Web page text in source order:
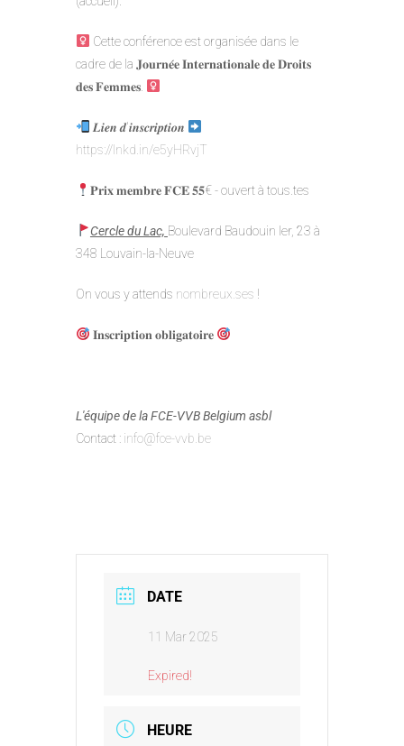
Cette conférence est organisée dans le
cadre de la 𝐉𝐨𝐮𝐫𝐧𝐞́𝐞 𝐈𝐧𝐭𝐞𝐫𝐧𝐚𝐭𝐢𝐨𝐧𝐚𝐥𝐞 𝐝𝐞 𝐃𝐫𝐨𝐢𝐭𝐬
𝐝𝐞𝐬 𝐅𝐞𝐦𝐦𝐞𝐬.
𝑳𝒊𝒆𝒏 𝒅'𝒊𝒏𝒔𝒄𝒓𝒊𝒑𝒕𝒊𝒐𝒏
https://lnkd.in/e5yHRvjT
𝐏𝐫𝐢𝐱 𝐦𝐞𝐦𝐛𝐫𝐞 𝐅𝐂𝐄 𝟓𝟓€ - ouvert à tous.tes
Cercle du Lac, Boulevard Baudouin Ier, 23 à
348 Louvain-la-Neuve
On vous y attends nombreux.ses !
𝐈𝐧𝐬𝐜𝐫𝐢𝐩𝐭𝐢𝐨𝐧 𝐨𝐛𝐥𝐢𝐠𝐚𝐭𝐨𝐢𝐫𝐞
L'équipe de la FCE-VVB Belgium asbl
Contact : info@fce-vvb.be
DATE
11 Mar 2025
Expired!
HEURE